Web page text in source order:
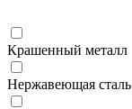
Крашенный металл
Нержавеющая сталь